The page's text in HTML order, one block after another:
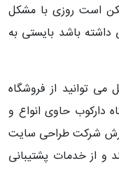
است روزی با مشکل
باشد بایستی به
توانید از فروشگاه
دارکوب حاوی انواع و
شرکت طراحی سایت
و از خدمات پشتیبانی